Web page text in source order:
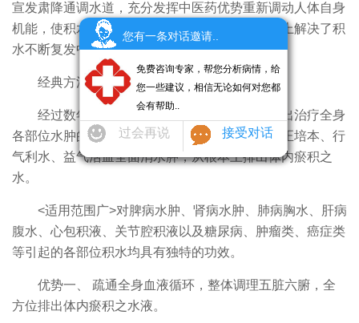
宣发肃降通调水道，充分发挥中医药优势重新调动人体自身
机能，使积水从大、小便自然排出体外。从根本上解决了积
水不断复发中、西医临床难题。
经典方法—《》
经过数年研究结合各自临床经验，综合总结出治疗全身
各部位水肿的经典方法——疗法。该方法通过扶正培本、行
气利水、益气活血全面消水肿，从根本上排出体内瘀积之
水。
<适用范围广>对脾病水肿、肾病水肿、肺病胸水、肝病
腹水、心包积液、关节腔积液以及糖尿病、肿瘤类、癌症类
等引起的各部位积水均具有独特的功效。
优势一、 疏通全身血液循环，整体调理五脏六腑，全
方位排出体内瘀积之水液。
您有一条对话邀请..
免费咨询专家，帮您分析病情，给
您一些建议，相信无论如何对您都
会有帮助..
过会再说 接受对话